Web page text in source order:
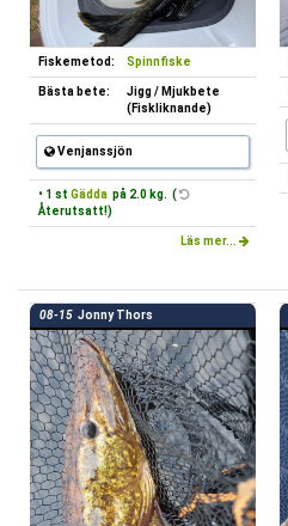
Fiskemetod: Spinnfiske
Bästa bete:
Jigg / Mjukbete
(Fiskliknande)
Venjanssjön
• 1 st Gädda på 2.0 kg. (
Återutsatt!)
Läs mer...
08-15 Jonny Thors